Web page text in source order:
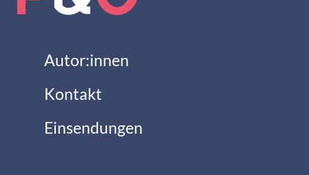
Autor:innen
Kontakt
Einsendungen